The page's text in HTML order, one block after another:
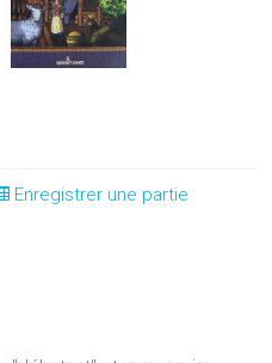
Enregistrer une partie